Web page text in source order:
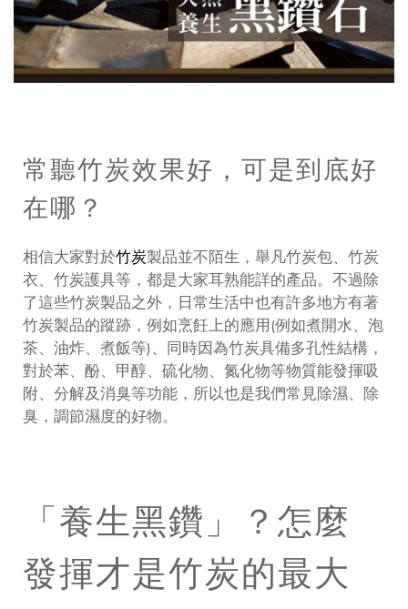
常聽竹炭效果好，可是到底好
在哪？
相信大家對於竹炭製品並不陌生，舉凡竹炭包、竹炭
衣、竹炭護具等，都是大家耳熟能詳的產品。不過除
了這些竹炭製品之外，日常生活中也有許多地方有著
竹炭製品的蹤跡，例如烹飪上的應用(例如煮開水、泡
茶、油炸、煮飯等)、同時因為竹炭具備多孔性結構，
對於苯、酚、甲醇、硫化物、氮化物等物質能發揮吸
附、分解及消臭等功能，所以也是我們常見除濕、除
臭，調節濕度的好物。
「養生黑鑽」？怎麼
發揮才是竹炭的最大